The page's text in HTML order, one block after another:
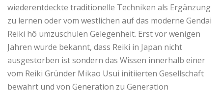
wiederentdeckte traditionelle Techniken als Ergänzung
zu lernen oder vom westlichen auf das moderne Gendai
Reiki hô umzuschulen Gelegenheit. Erst vor wenigen
Jahren wurde bekannt, dass Reiki in Japan nicht
ausgestorben ist sondern das Wissen innerhalb einer
vom Reiki Gründer Mikao Usui initiierten Gesellschaft
bewahrt und von Generation zu Generation